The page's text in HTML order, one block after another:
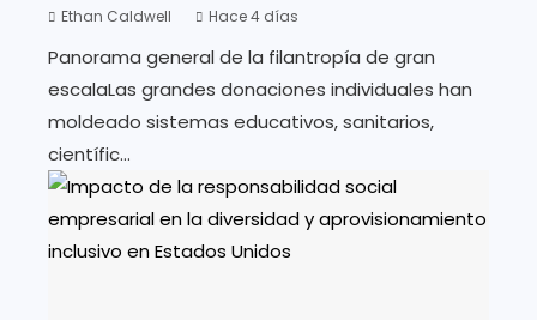
Ethan Caldwell Hace 4 días
Panorama general de la filantropía de gran
escalaLas grandes donaciones individuales han
moldeado sistemas educativos, sanitarios,
científic...